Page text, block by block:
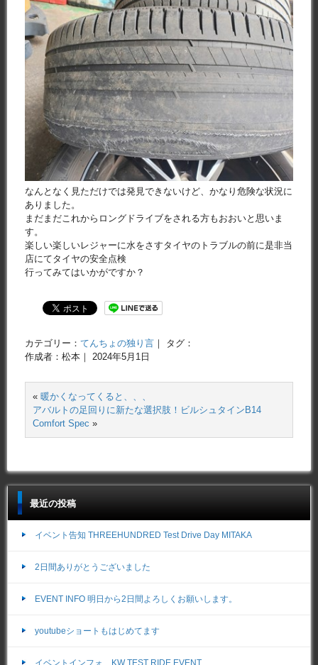
なんとなく見ただけでは発見できないけど、かなり危険な状況に
ありました。
まだまだこれからロングドライブをされる方もおおいと思いま
す。
楽しい楽しいレジャーに水をさすタイヤのトラブルの前に是非当
店にてタイヤの安全点検
行ってみてはいかがですか？
カテゴリー： てんちょの独り言 ｜ タグ：
作成者：松本｜ 2024年5月1日
« 暖かくなってくると、、、
アバルトの足回りに新たな選択肢！ビルシュタインB14
Comfort Spec »
最近の投稿
イベント告知 THREEHUNDRED Test Drive Day MITAKA
2日間ありがとうございました
EVENT INFO 明日から2日間よろしくお願いします。
youtubeショートもはじめてます
イベントインフォ KW TEST RIDE EVENT